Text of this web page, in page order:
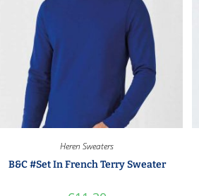
Heren Sweaters
B&C #Set In French Terry Sweater